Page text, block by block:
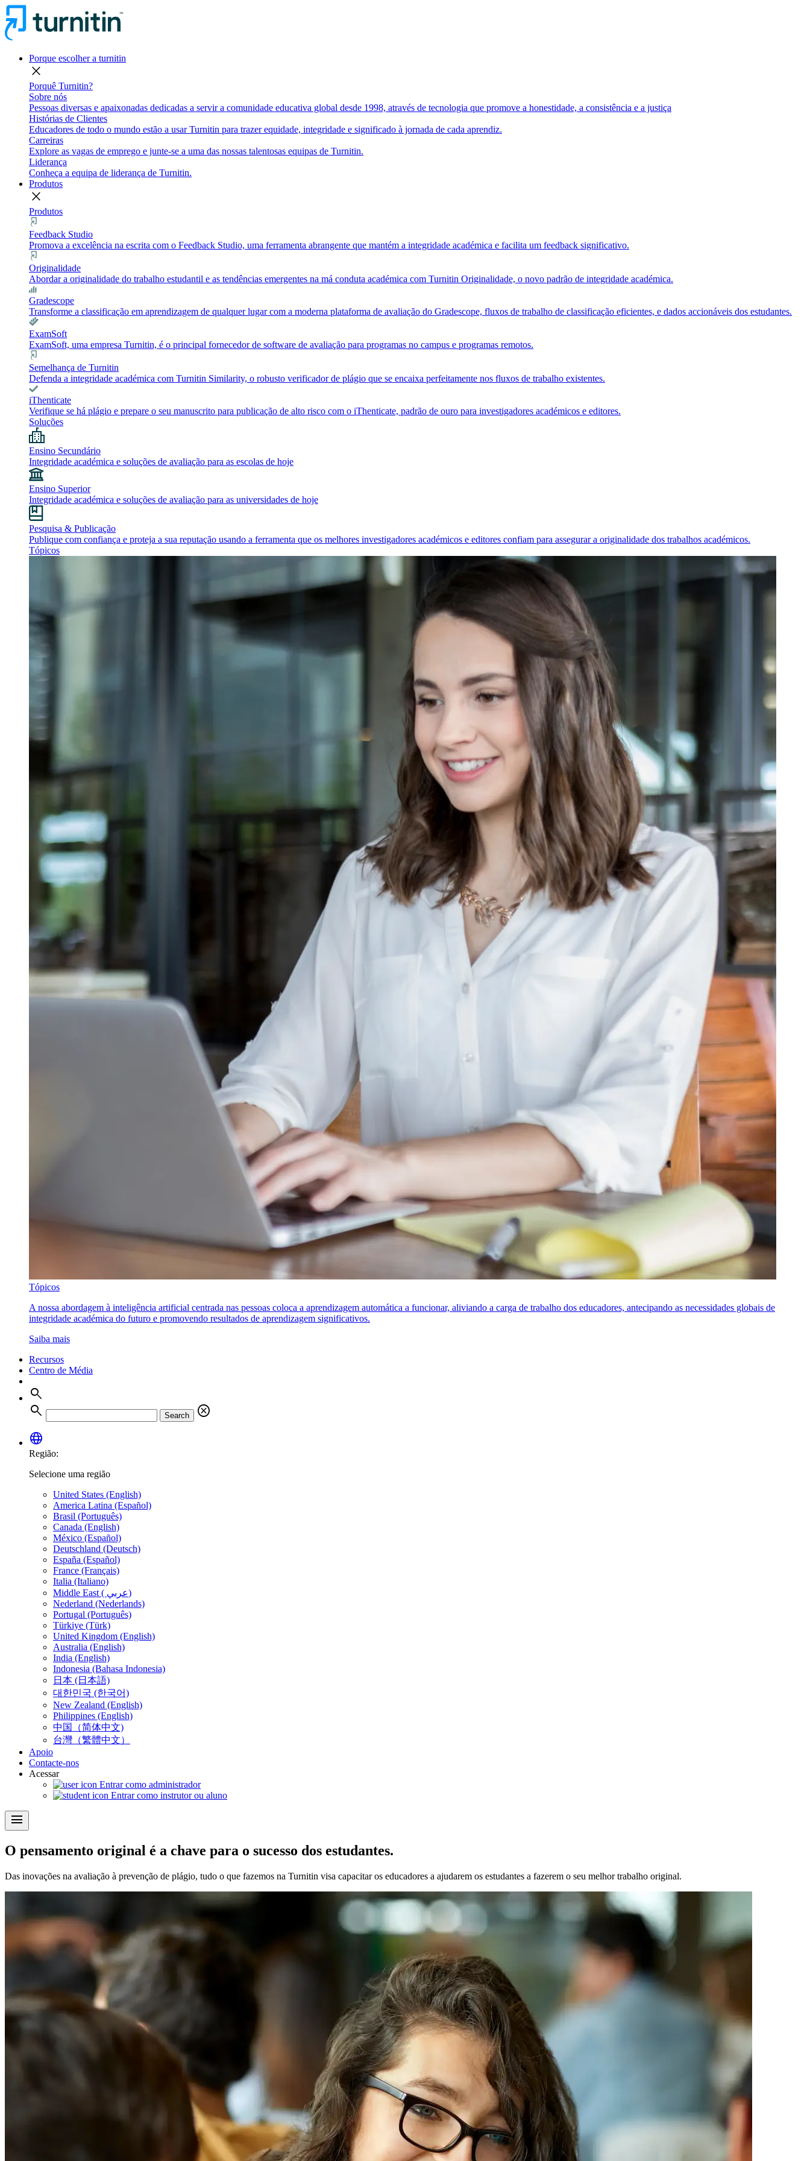
Porque escolher a turnitin
close
Porquê Turnitin?
Sobre nós
Pessoas diversas e apaixonadas dedicadas a servir a comunidade educativa global desde 1998, através de tecnologia que promove a honestidade, a consistência e a justiça
Histórias de Clientes
Educadores de todo o mundo estão a usar Turnitin para trazer equidade, integridade e significado à jornada de cada aprendiz.
Carreiras
Explore as vagas de emprego e junte-se a uma das nossas talentosas equipas de Turnitin.
Liderança
Conheça a equipa de liderança de Turnitin.
Produtos
close
Produtos
Feedback Studio
Promova a excelência na escrita com o Feedback Studio, uma ferramenta abrangente que mantém a integridade académica e facilita um feedback significativo.
Originalidade
Abordar a originalidade do trabalho estudantil e as tendências emergentes na má conduta académica com Turnitin Originalidade, o novo padrão de integridade académica.
Gradescope
Transforme a classificação em aprendizagem de qualquer lugar com a moderna plataforma de avaliação do Gradescope, fluxos de trabalho de classificação eficientes, e dados accionáveis dos estudantes.
ExamSoft
ExamSoft, uma empresa Turnitin, é o principal fornecedor de software de avaliação para programas no campus e programas remotos.
Semelhança de Turnitin
Defenda a integridade académica com Turnitin Similarity, o robusto verificador de plágio que se encaixa perfeitamente nos fluxos de trabalho existentes.
iThenticate
Verifique se há plágio e prepare o seu manuscrito para publicação de alto risco com o iThenticate, padrão de ouro para investigadores académicos e editores.
Soluções
Ensino Secundário
Integridade académica e soluções de avaliação para as escolas de hoje
Ensino Superior
Integridade académica e soluções de avaliação para as universidades de hoje
Pesquisa & Publicação
Publique com confiança e proteja a sua reputação usando a ferramenta que os melhores investigadores académicos e editores confiam para assegurar a originalidade dos trabalhos académicos.
Tópicos
Tópicos
A nossa abordagem à inteligência artificial centrada nas pessoas coloca a aprendizagem automática a funcionar, aliviando a carga de trabalho dos educadores, antecipando as necessidades globais de
integridade académica do futuro e promovendo resultados de aprendizagem significativos.
Saiba mais
Recursos
Centro de Média
search
search
Search
cancel
language
Região:
Selecione uma região
United States (English)
America Latina (Español)
Brasil (Português)
Canada (English)
México (Español)
Deutschland (Deutsch)
España (Español)
France (Français)
Italia (Italiano)
Middle East ( عربي)
Nederland (Nederlands)
Portugal (Português)
Türkiye (Türk)
United Kingdom (English)
Australia (English)
India (English)
Indonesia (Bahasa Indonesia)
日本 (日本語)
대한민국 (한국어)
New Zealand (English)
Philippines (English)
中国（简体中文)
台灣（繁體中文）
Apoio
Contacte-nos
Acessar
Entrar como administrador
Entrar como instrutor ou aluno
menu
O pensamento original é a chave para o sucesso dos estudantes.
Das inovações na avaliação à prevenção de plágio, tudo o que fazemos na Turnitin visa capacitar os educadores a ajudarem os estudantes a fazerem o seu melhor trabalho original.